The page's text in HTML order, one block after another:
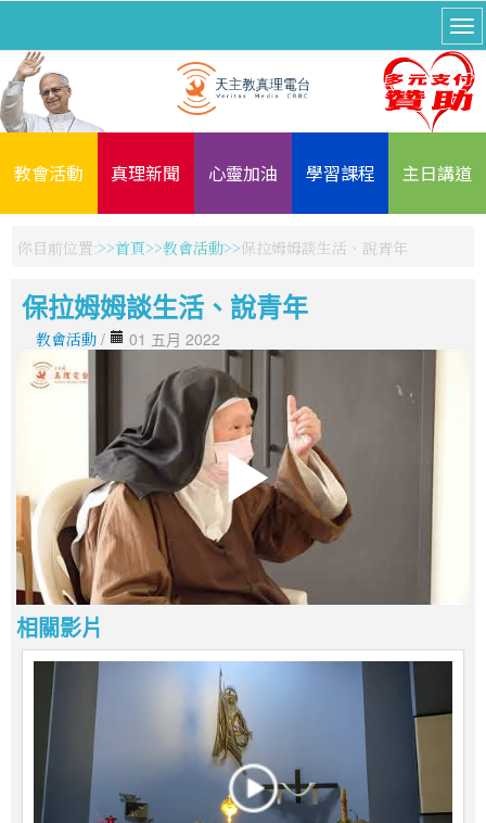
教會活動 真理新聞 心靈加油 學習課程 主日講道
你目前位置: 首頁 教會活動 保拉姆姆談生活、說青年
保拉姆姆談生活、說青年
教會活動 / 01 五月 2022
相關影片